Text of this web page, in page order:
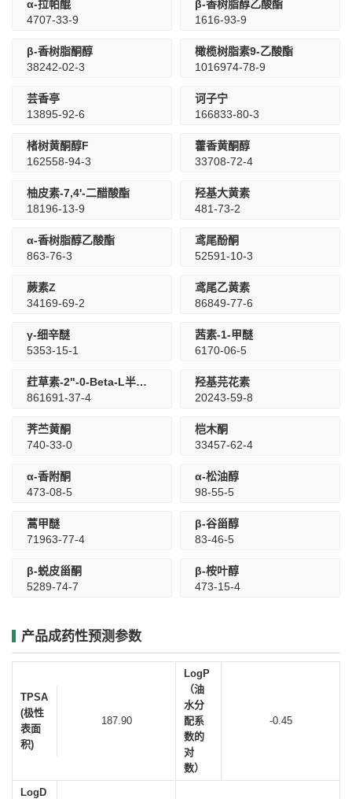
α-拉帕醌
4707-33-9
β-香树脂醇乙酸酯
1616-93-9
β-香树脂酮醇
38242-02-3
橄榄树脂素9-乙酸酯
1016974-78-9
芸香亭
13895-92-6
诃子宁
166833-80-3
楮树黄酮醇F
162558-94-3
藿香黄酮醇
33708-72-4
柚皮素-7,4'-二醋酸酯
18196-13-9
羟基大黄素
481-73-2
α-香树脂醇乙酸酯
863-76-3
鸢尾酚酮
52591-10-3
蕨素Z
34169-69-2
鸢尾乙黄素
86849-77-6
γ-细辛醚
5353-15-1
茜素-1-甲醚
6170-06-5
荭草素-2"-0-Beta-L半乳糖苷
861691-37-4
羟基芫花素
20243-59-8
荠苎黄酮
740-33-0
桤木酮
33457-62-4
α-香附酮
473-08-5
α-松油醇
98-55-5
蒿甲醚
71963-77-4
β-谷甾醇
83-46-5
β-蜕皮甾酮
5289-74-7
β-桉叶醇
473-15-4
产品成药性预测参数
TPSA
(极性
表面
积)
187.90
LogP
（油
水分
配系
数的
对
数）
-0.45
LogD